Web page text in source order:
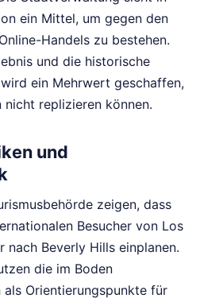
ein Mittel, um gegen den
Handels zu bestehen.
und die historische
ein Mehrwert geschaffen,
replizieren können.
und
zeigen, dass
Besucher von Los
nach Beverly Hills einplanen.
die im Boden
als Orientierungspunkte für